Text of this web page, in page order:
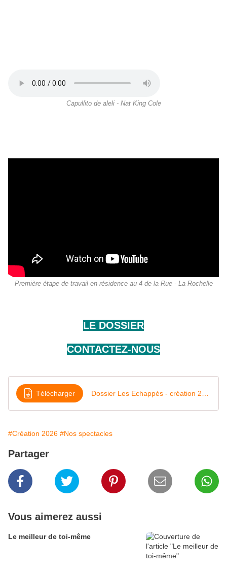
Capullito de aleli - Nat King Cole
Première étape de travail en résidence au 4 de la Rue - La Rochelle
LE DOSSIER
CONTACTEZ-NOUS
Télécharger
#Création 2026 #Nos spectacles
Partager
Vous aimerez aussi
Le meilleur de toi-même